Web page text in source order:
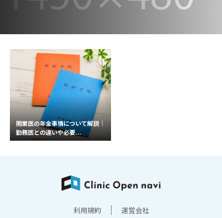
開業医の年金事情について解説｜
勤務医との違いや必要...
利用規約 運営会社